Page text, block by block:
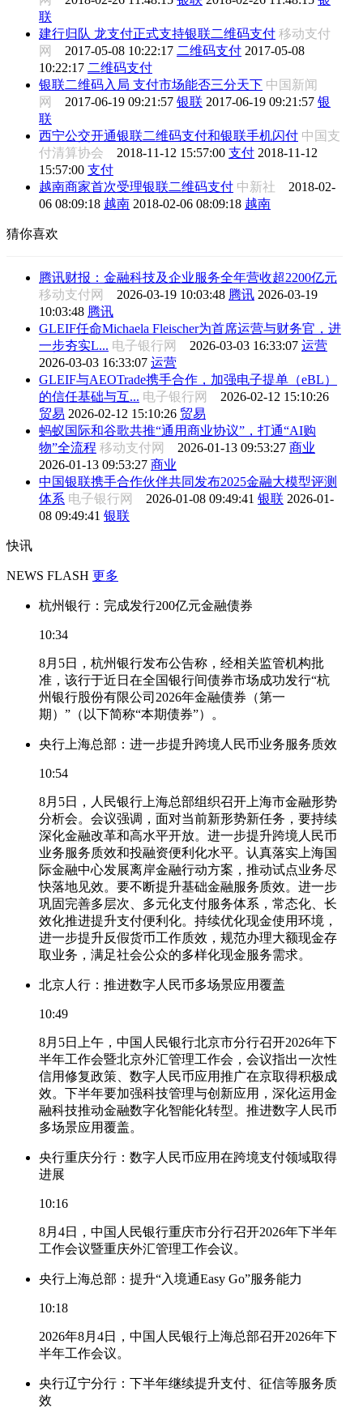
联
建行归队 龙支付正式支持银联二维码支付 移动支付
网 2017-05-08 10:22:17 二维码支付 2017-05-08
10:22:17 二维码支付
银联二维码入局 支付市场能否三分天下 中国新闻
网 2017-06-19 09:21:57 银联 2017-06-19 09:21:57 银
联
西宁公交开通银联二维码支付和银联手机闪付 中国支
付清算协会 2018-11-12 15:57:00 支付 2018-11-12
15:57:00 支付
越南商家首次受理银联二维码支付 中新社 2018-02-
06 08:09:18 越南 2018-02-06 08:09:18 越南
猜你喜欢
腾讯财报：金融科技及企业服务全年营收超2200亿元
移动支付网 2026-03-19 10:03:48 腾讯 2026-03-19
10:03:48 腾讯
GLEIF任命Michaela Fleischer为首席运营与财务官，进
一步夯实L... 电子银行网 2026-03-03 16:33:07 运营
2026-03-03 16:33:07 运营
GLEIF与AEOTrade携手合作，加强电子提单（eBL）
的信任基础与互... 电子银行网 2026-02-12 15:10:26
贸易 2026-02-12 15:10:26 贸易
蚂蚁国际和谷歌共推“通用商业协议”，打通“AI购
物”全流程 移动支付网 2026-01-13 09:53:27 商业
2026-01-13 09:53:27 商业
中国银联携手合作伙伴共同发布2025金融大模型评测
体系 电子银行网 2026-01-08 09:49:41 银联 2026-01-
08 09:49:41 银联
快讯
NEWS FLASH 更多
杭州银行：完成发行200亿元金融债券
10:34
8月5日，杭州银行发布公告称，经相关监管机构批
准，该行于近日在全国银行间债券市场成功发行“杭
州银行股份有限公司2026年金融债券（第一
期）”（以下简称“本期债券”）。
央行上海总部：进一步提升跨境人民币业务服务质效
10:54
8月5日，人民银行上海总部组织召开上海市金融形势
分析会。会议强调，面对当前新形势新任务，要持续
深化金融改革和高水平开放。进一步提升跨境人民币
业务服务质效和投融资便利化水平。认真落实上海国
际金融中心发展离岸金融行动方案，推动试点业务尽
快落地见效。要不断提升基础金融服务质效。进一步
巩固完善多层次、多元化支付服务体系，常态化、长
效化推进提升支付便利化。持续优化现金使用环境，
进一步提升反假货币工作质效，规范办理大额现金存
取业务，满足社会公众的多样化现金服务需求。
北京人行：推进数字人民币多场景应用覆盖
10:49
8月5日上午，中国人民银行北京市分行召开2026年下
半年工作会暨北京外汇管理工作会，会议指出一次性
信用修复政策、数字人民币应用推广在京取得积极成
效。下半年要加强科技管理与创新应用，深化运用金
融科技推动金融数字化智能化转型。推进数字人民币
多场景应用覆盖。
央行重庆分行：数字人民币应用在跨境支付领域取得
进展
10:16
8月4日，中国人民银行重庆市分行召开2026年下半年
工作会议暨重庆外汇管理工作会议。
央行上海总部：提升“入境通Easy Go”服务能力
10:18
2026年8月4日，中国人民银行上海总部召开2026年下
半年工作会议。
央行辽宁分行：下半年继续提升支付、征信等服务质
效